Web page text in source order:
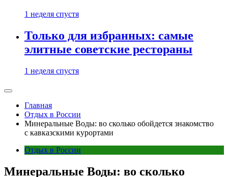
1 неделя спустя
Только для избранных: самые
элитные советские рестораны
1 неделя спустя
Главная
Отдых в России
Минеральные Воды: во сколько обойдется знакомство
с кавказскими курортами
Отдых в России
Минеральные Воды: во сколько